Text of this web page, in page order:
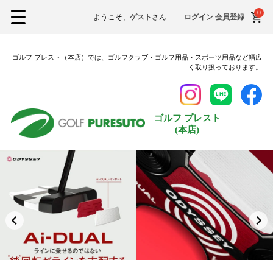
ようこそ、 ゲスト さん ログイン 会員登録 0
ゴルフ プレスト（本店）では、ゴルフクラブ・ゴルフ用品・スポーツ用品など幅広
く取り扱っております。
ゴルフ プレスト
(本店)